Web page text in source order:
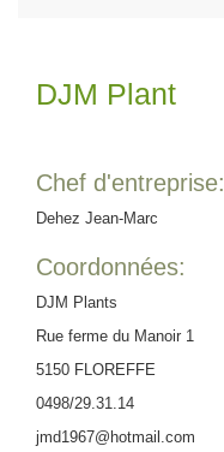
DJM Plant
Chef d'entreprise:
Dehez Jean-Marc
Coordonnées:
DJM Plants
Rue ferme du Manoir 1
5150 FLOREFFE
0498/29.31.14
jmd1967@hotmail.com